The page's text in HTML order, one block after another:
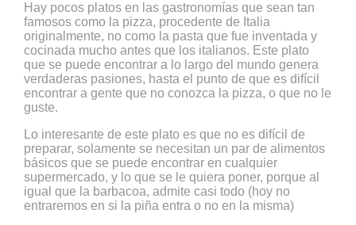
Hay pocos platos en las gastronomías que sean tan
famosos como la pizza, procedente de Italia
originalmente, no como la pasta que fue inventada y
cocinada mucho antes que los italianos. Este plato
que se puede encontrar a lo largo del mundo genera
verdaderas pasiones, hasta el punto de que es difícil
encontrar a gente que no conozca la pizza, o que no le
guste.
Lo interesante de este plato es que no es difícil de
preparar, solamente se necesitan un par de alimentos
básicos que se puede encontrar en cualquier
supermercado, y lo que se le quiera poner, porque al
igual que la barbacoa, admite casi todo (hoy no
entraremos en si la piña entra o no en la misma)